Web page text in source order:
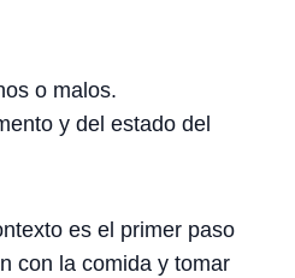
o malos.
y del estado del
es el primer paso
con la comida y tomar